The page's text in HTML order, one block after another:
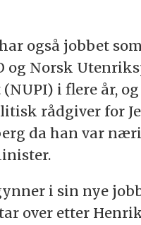
også jobbet
og Norsk
i flere år, og
rådgiver for
da han var
i sin nye
over etter